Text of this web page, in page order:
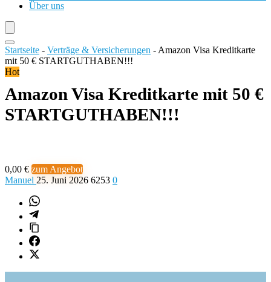
Über uns
Startseite - Verträge & Versicherungen - Amazon Visa Kreditkarte
mit 50 € STARTGUTHABEN!!!
Hot
Amazon Visa Kreditkarte mit 50 €
STARTGUTHABEN!!!
0,00 € zum Angebot
Manuel 25. Juni 2026 6253 0